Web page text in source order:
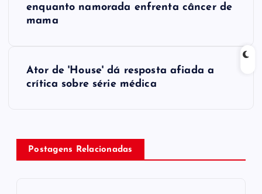
v
enquanto namorada enfrenta câncer de
mama
Ator de 'House' dá resposta afiada a
crítica sobre série médica
Postagens Relacionadas